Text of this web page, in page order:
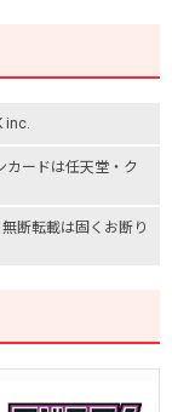
inc.
カードは任天堂・ ク
断転載は固くお断り